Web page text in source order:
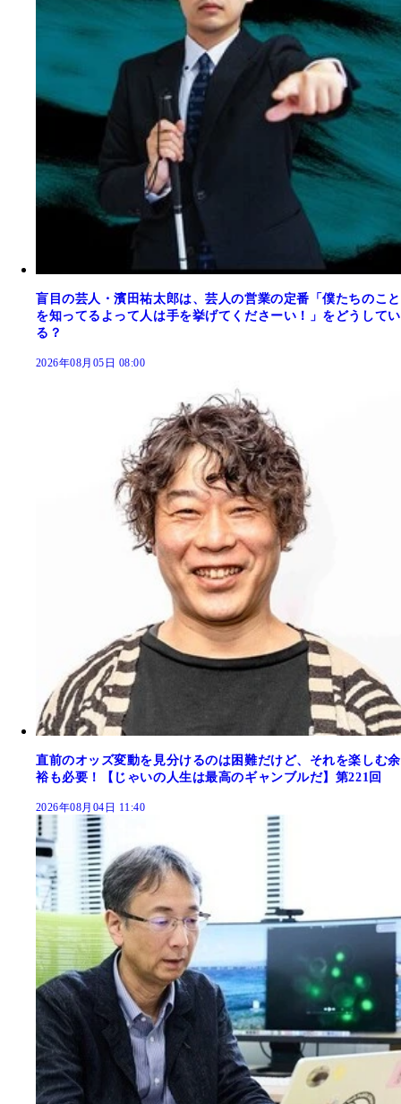
盲目の芸人・濱田祐太郎は、芸人の営業の定番「僕たちのこと
を知ってるよって人は手を挙げてくださーい！」をどうしてい
る？
2026年08月05日 08:00
直前のオッズ変動を見分けるのは困難だけど、それを楽しむ余
裕も必要！【じゃいの人生は最高のギャンブルだ】第221回
2026年08月04日 11:40